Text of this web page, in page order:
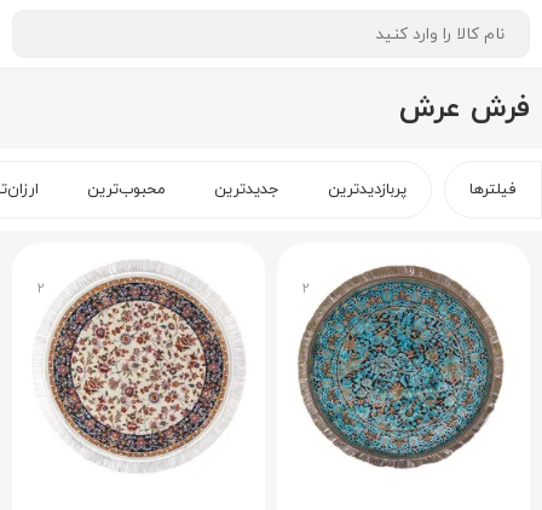
فرش عرش
فیلترها پربازدیدترین جدیدترین محبوب‌ترین
۲ ۲